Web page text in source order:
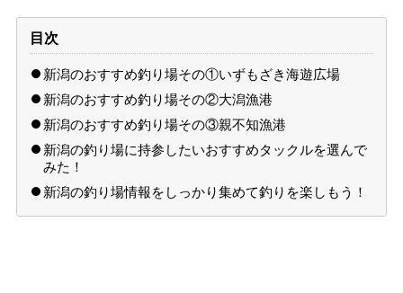
目次
新潟のおすすめ釣り場その①いずもざき海遊広場
新潟のおすすめ釣り場その②大潟漁港
新潟のおすすめ釣り場その③親不知漁港
新潟の釣り場に持参したいおすすめタックルを選んで
みた！
新潟の釣り場情報をしっかり集めて釣りを楽しもう！